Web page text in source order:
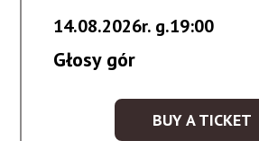
14.08.2026r. g.19:00
Głosy gór
BUY A TICKET
KUP